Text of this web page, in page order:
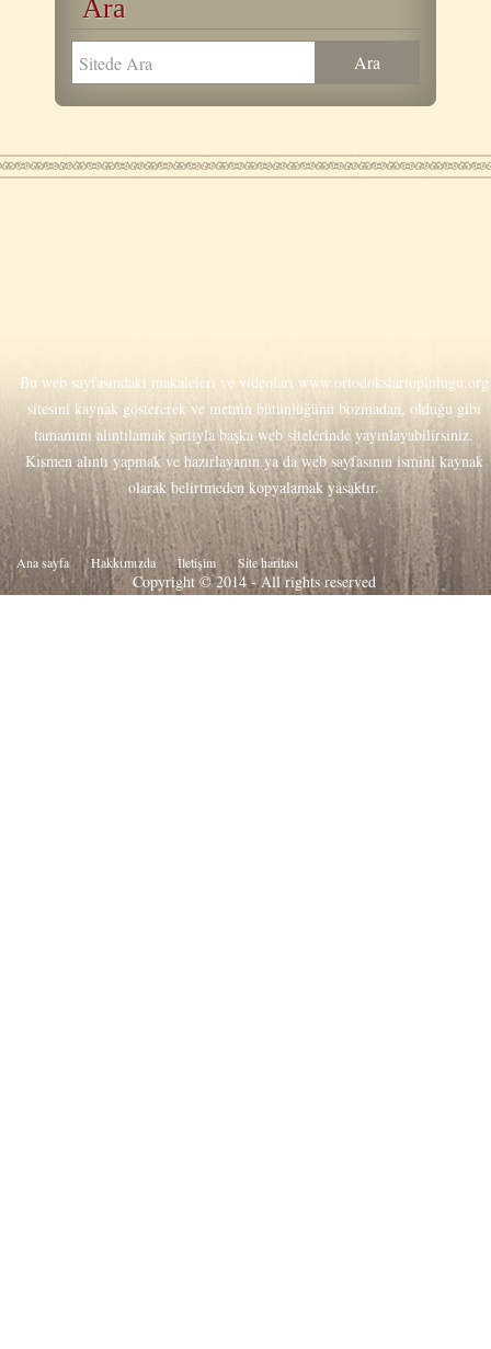
Ara
Bu web sayfasındaki makaleleri ve videoları www.ortodokslartoplulugu.org
sitesini kaynak göstererek ve metnin bütünlüğünü bozmadan, olduğu gibi
tamamını alıntılamak şartıyla başka web sitelerinde yayınlayabilirsiniz.
Kısmen alıntı yapmak ve hazırlayanın ya da web sayfasının ismini kaynak
olarak belirtmeden kopyalamak yasaktır.
Ana sayfa Hakkιmιzda İletişim Site haritası
Copyright © 2014 - All rights reserved